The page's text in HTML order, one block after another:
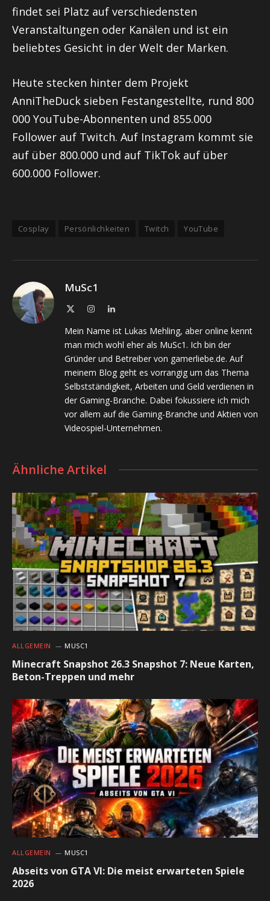
findet sei Platz auf verschiedensten
Veranstaltungen oder Kanälen und ist ein
beliebtes Gesicht in der Welt der Marken.
Heute stecken hinter dem Projekt
AnniTheDuck sieben Festangestellte, rund 800
000 YouTube-Abonnenten und 855.000
Follower auf Twitch. Auf Instagram kommt sie
auf über 800.000 und auf TikTok auf über
600.000 Follower.
Cosplay Persönlichkeiten Twitch YouTube
MuSc1
InstagramLinkedIn
Mein Name ist Lukas Mehling, aber online kennt
man mich wohl eher als MuSc1. Ich bin der
Gründer und Betreiber von gamerliebe.de. Auf
meinem Blog geht es vorrangig um das Thema
Selbstständigkeit, Arbeiten und Geld verdienen in
der Gaming-Branche. Dabei fokussiere ich mich
vor allem auf die Gaming-Branche und Aktien von
Videospiel-Unternehmen.
Ähnliche Artikel
ALLGEMEIN MUSC1
Minecraft Snapshot 26.3 Snapshot 7: Neue Karten,
Beton-Treppen und mehr
ALLGEMEIN MUSC1
Abseits von GTA VI: Die meist erwarteten Spiele
2026